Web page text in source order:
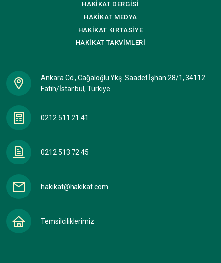
HAKİKAT DERGİSİ
HAKİKAT MEDYA
HAKİKAT KIRTASİYE
HAKİKATTAKVİMLERİ
Ankara Cd., Cağaloğlu Ykş. Saadet İşhan 28/1, 34112
Fatih/İstanbul, Türkiye
0212 511 21 41
0212 513 72 45
hakikat@hakikat.com
Temsilciliklerimiz